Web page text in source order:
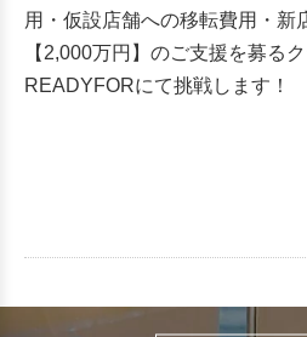
用・仮設店舗への移転費用・新
【2,000万円】のご支援を募る
READYFORにて挑戦します！